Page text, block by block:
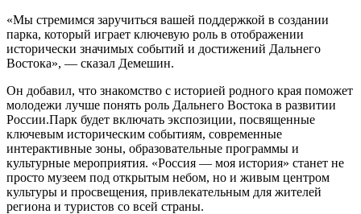
«Мы стремимся заручиться вашей поддержкой в создании
парка, который играет ключевую роль в отображении
исторически значимых событий и достижений Дальнего
Востока», — сказал Демешин.
Он добавил, что знакомство с историей родного края поможет
молодежи лучше понять роль Дальнего Востока в развитии
России.Парк будет включать экспозиции, посвященные
ключевым историческим событиям, современные
интерактивные зоны, образовательные программы и
культурные мероприятия. «Россия — моя история» станет не
просто музеем под открытым небом, но и живым центром
культуры и просвещения, привлекательным для жителей
региона и туристов со всей страны.